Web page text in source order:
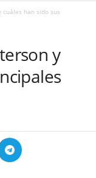
cuáles han sido sus
y